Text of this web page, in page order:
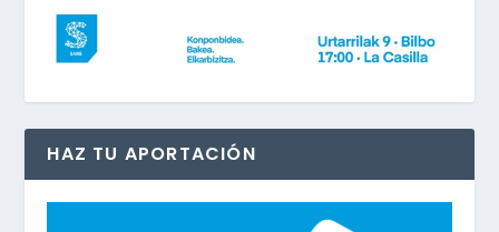
HAZ TU APORTACIÓN